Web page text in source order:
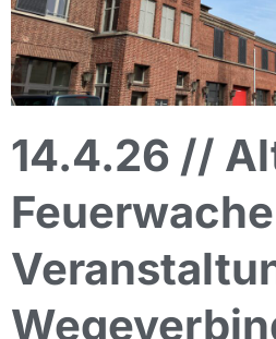
14.4.26 //